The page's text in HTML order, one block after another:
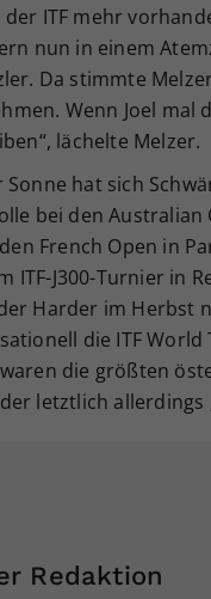
der ITF mehr
nun in einem
Da stimmte
Wenn Joel
lächelte Melzer.
Sonne hat sich
bei den
French Open in
ITF-J300-Turnier in
Harder im Herbst
die ITF
die größten
letztlich allerdings
Redaktion